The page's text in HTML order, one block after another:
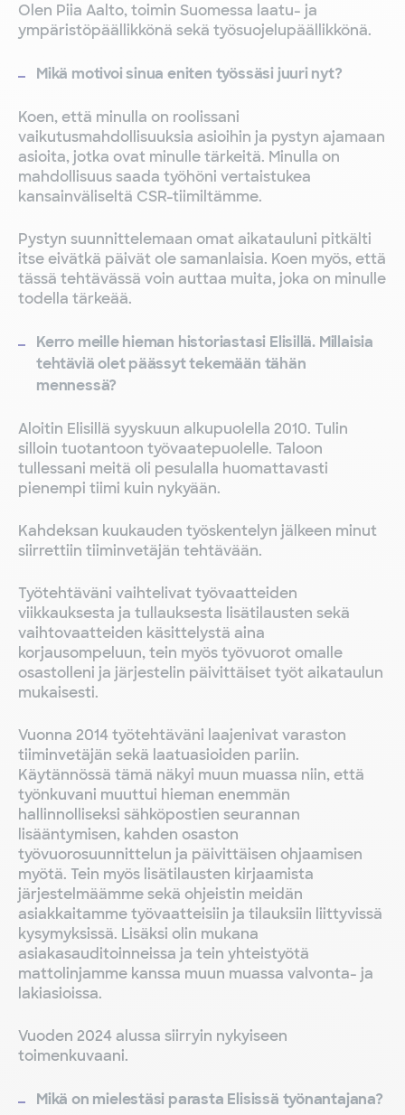
Olen Piia Aalto, toimin Suomessa laatu- ja
ympäristöpäällikkönä sekä työsuojelupäällikkönä.
Mikä motivoi sinua eniten työssäsi juuri nyt?
Koen, että minulla on roolissani
vaikutusmahdollisuuksia asioihin ja pystyn ajamaan
asioita, jotka ovat minulle tärkeitä. Minulla on
mahdollisuus saada työhöni vertaistukea
kansainväliseltä CSR-tiimiltämme.
Pystyn suunnittelemaan omat aikatauluni pitkälti
itse eivätkä päivät ole samanlaisia. Koen myös, että
tässä tehtävässä voin auttaa muita, joka on minulle
todella tärkeää.
Kerro meille hieman historiastasi Elisillä. Millaisia
tehtäviä olet päässyt tekemään tähän
mennessä?
Aloitin Elisillä syyskuun alkupuolella 2010. Tulin
silloin tuotantoon työvaatepuolelle. Taloon
tullessani meitä oli pesulalla huomattavasti
pienempi tiimi kuin nykyään.
Kahdeksan kuukauden työskentelyn jälkeen minut
siirrettiin tiiminvetäjän tehtävään.
Työtehtäväni vaihtelivat työvaatteiden
viikkauksesta ja tullauksesta lisätilausten sekä
vaihtovaatteiden käsittelystä aina
korjausompeluun, tein myös työvuorot omalle
osastolleni ja järjestelin päivittäiset työt aikataulun
mukaisesti.
Vuonna 2014 työtehtäväni laajenivat varaston
tiiminvetäjän sekä laatuasioiden pariin.
Käytännössä tämä näkyi muun muassa niin, että
työnkuvani muuttui hieman enemmän
hallinnolliseksi sähköpostien seurannan
lisääntymisen, kahden osaston
työvuorosuunnittelun ja päivittäisen ohjaamisen
myötä. Tein myös lisätilausten kirjaamista
järjestelmäämme sekä ohjeistin meidän
asiakkaitamme työvaatteisiin ja tilauksiin liittyvissä
kysymyksissä. Lisäksi olin mukana
asiakasauditoinneissa ja tein yhteistyötä
mattolinjamme kanssa muun muassa valvonta- ja
lakiasioissa.
Vuoden 2024 alussa siirryin nykyiseen
toimenkuvaani.
Mikä on mielestäsi parasta Elisissä työnantajana?